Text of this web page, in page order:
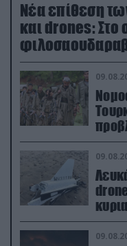
Νέα επίθεση
και drones: Στο
εγκαταστάσεις
των